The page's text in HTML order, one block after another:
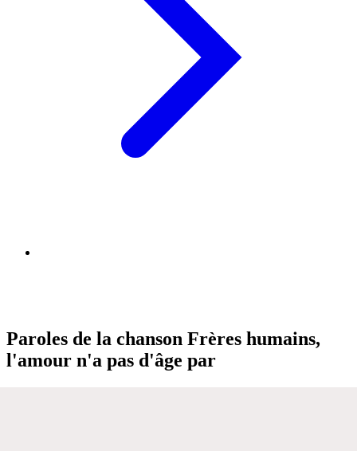
Paroles de la chanson Frères humains,
l'amour n'a pas d'âge par